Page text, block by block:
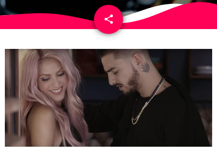
share
email